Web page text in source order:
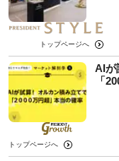
トップページへ
AIが
「
トップページへ